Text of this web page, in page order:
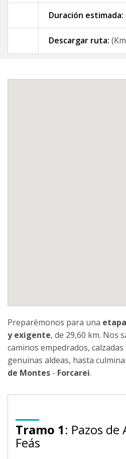
09 - A
Duración estimada:
Descargar ruta:
Preparémonos para una
y exigente, de 29,60 km. Nos
caminos empedrados,
genuinas aldeas, hasta
de Montes - Forcarei.
Tramo 1: Pazos
Feás